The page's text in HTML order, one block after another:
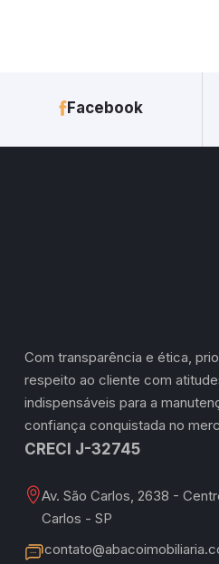
Facebook
Com transparência e ética,
respeito ao cliente com
indispensáveis para a
confiança conquistada no
CRECI J-32745
Av. São Carlos, 2638 -
Carlos - SP